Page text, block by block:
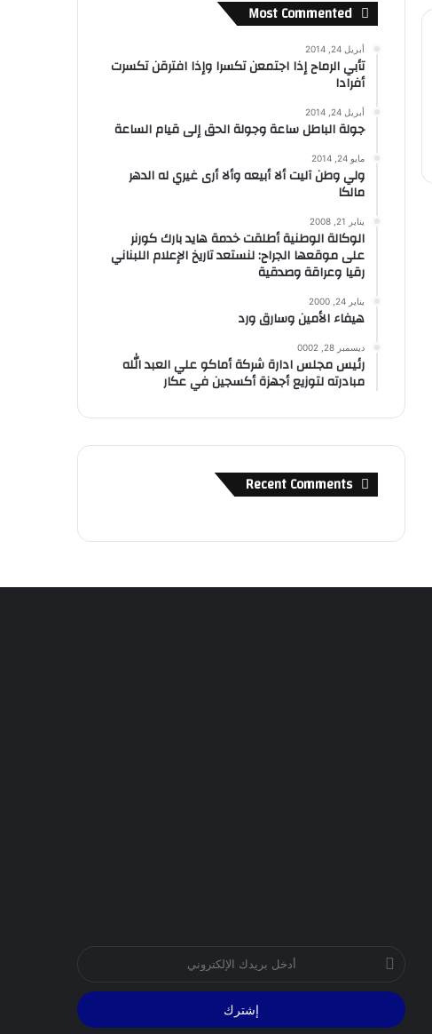
Most Commented
أبريل 24, 2014
تأبي الرماح إذا اجتمعن تكسرا وإذا افترقن تكسرت
أفرادا
أبريل 24, 2014
جولة الباطل ساعة وجولة الحق إلى قيام الساعة
مايو 24, 2014
ولي وطن آليت ألا أبيعه وألا أرى غيري له الدهر
مالكا
يناير 21, 2008
الوكالة الوطنية أطلقت خدمة هايد بارك كورنر
على موقعها الجراح: لنستعد تاريخ الإعلام اللبناني
رقيا وعراقة وصدقية
يناير 24, 2000
هيفاء الأمين وسارق ورد
ديسمبر 28, 0002
رئيس مجلس ادارة شركة أماكو علي العبد الله
مبادرته لتوزيع أجهزة أكسجين في عكار
Recent Comments
بريدك
الإلكتروني